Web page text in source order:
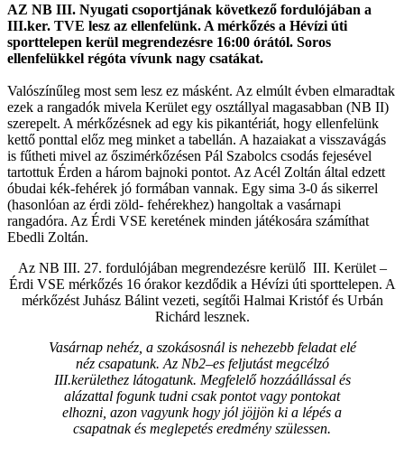
AZ NB III. Nyugati csoportjának következő fordulójában a
III.ker. TVE lesz az ellenfelünk. A mérkőzés a Hévízi úti
sporttelepen kerül megrendezésre 16:00 órától. Soros
ellenfelükkel régóta vívunk nagy csatákat.
Valószínűleg most sem lesz ez másként. Az elmúlt évben elmaradtak
ezek a rangadók mivela Kerület egy osztállyal magasabban (NB II)
szerepelt. A mérkőzésnek ad egy kis pikantériát, hogy ellenfelünk
kettő ponttal előz meg minket a tabellán. A hazaiakat a visszavágás
is fűtheti mivel az őszimérkőzésen Pál Szabolcs csodás fejesével
tartottuk Érden a három bajnoki pontot. Az Acél Zoltán által edzett
óbudai kék-fehérek jó formában vannak. Egy sima 3-0 ás sikerrel
(hasonlóan az érdi zöld- fehérekhez) hangoltak a vasárnapi
rangadóra. Az Érdi VSE keretének minden játékosára számíthat
Ebedli Zoltán.
Az NB III. 27. fordulójában megrendezésre kerülőIII. Kerület –
Érdi VSE mérkőzés 16 órakorkezdődika Hévízi úti sporttelepen. A
mérkőzést Juhász Bálint vezeti, segítői Halmai Kristóf és Urbán
Richárd lesznek.
Vasárnap nehéz, a szokásosnál is nehezebb feladat elé
néz csapatunk. Az Nb2–esfeljutást megcélzó
III.kerülethezlátogatunk. Megfelelő hozzáállással és
alázattal fogunk tudni csak pontot vagy pontokat
elhozni, azon vagyunkhogy jól jöjjön ki a lépés a
csapatnak és meglepetés eredmény szülessen.